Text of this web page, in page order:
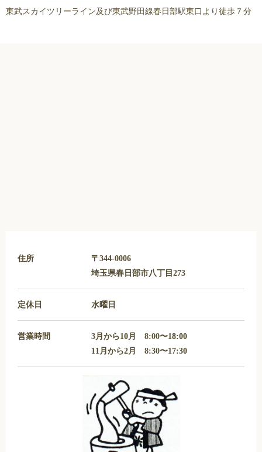
東武スカイツリーライン及び東武野田線春日部駅東口より徒歩７分
住所
〒344-0006
埼玉県春日部市八丁目273
定休日 水曜日
営業時間
3月から10月 8:00〜18:00
11月から2月 8:30〜17:30